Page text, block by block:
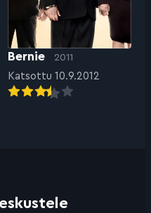
Bernie 2011
Katsottu 10.9.2012